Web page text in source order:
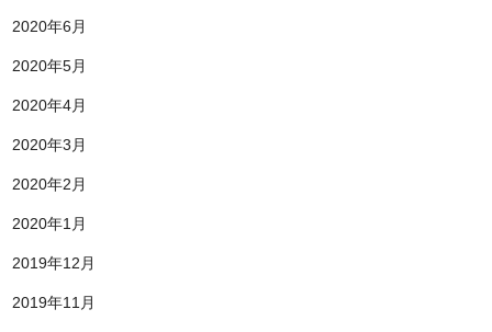
2020年6月
2020年5月
2020年4月
2020年3月
2020年2月
2020年1月
2019年12月
2019年11月